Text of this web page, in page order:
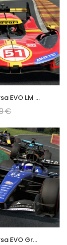
Assetto Corsa EVO LM Hypercar 499P Mod
€
Assetto Corsa EVO Grand Prix 2026 FW48 Mod